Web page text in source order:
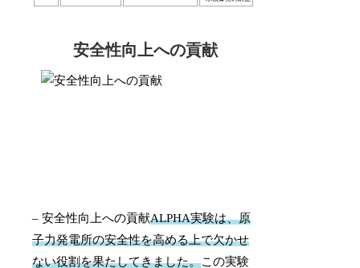
安全性向上への貢献
– 安全性向上への貢献ALPHA実験は、原
子力発電所の安全性を高める上で欠かせ
ない役割を果たしてきました。この実験